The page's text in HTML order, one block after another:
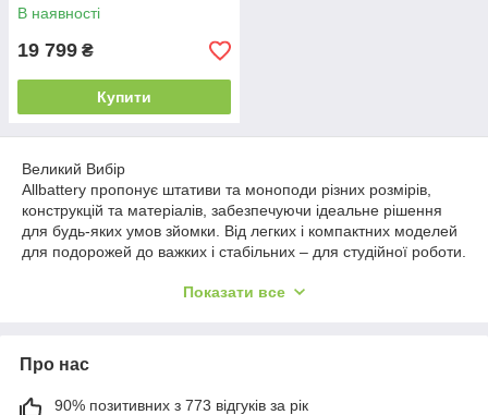
В наявності
19 799 ₴
Купити
Великий Вибір
Allbattery пропонує штативи та моноподи різних розмірів,
конструкцій та матеріалів, забезпечуючи ідеальне рішення
для будь-яких умов зйомки. Від легких і компактних моделей
для подорожей до важких і стабільних – для студійної роботи.
підтримку для вашої камери або смартфона.
Легкість Використання
Показати все
Про нас
90% позитивних з 773 відгуків за рік